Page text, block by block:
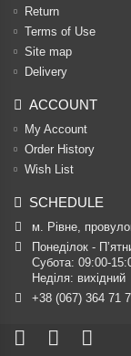
Return
Terms of Use
Site map
Delivery
ACCOUNT
My Account
Order History
Wish List
SCHEDULE
м. Рівне,
Понеділок -
Субота: 09:00-
Неділя: вихідний
+38 (067) 364 71